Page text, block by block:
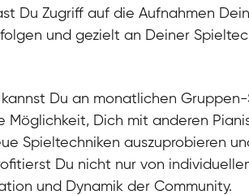
Du Zugriff auf die Aufnahmen
und gezielt an Deiner
Du an monatlichen Gruppen-
Möglichkeit, Dich mit anderen
Spieltechniken auszuprobieren
Du nicht nur von
und Dynamik der Community.